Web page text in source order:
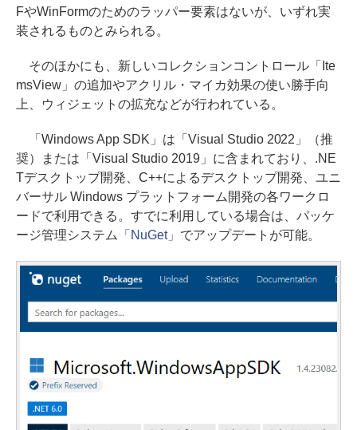
FやWinFormのためのラッパー要素はないが、いずれ実
装されるものとみられる。
そのほかにも、新しいコレクションコントロール「Ite
msView」の追加やアクリル・マイカ効果の使い勝手向
上、ウィジェットの拡充などが行われている。
「Windows App SDK」は「Visual Studio 2022」（推
奨）または「Visual Studio 2019」に含まれており、.NE
Tデスクトップ開発、C++によるデスクトップ開発、ユニ
バーサル Windows プラットフォーム開発の各ワークロ
ードで利用できる。すでに利用している場合は、パッケ
ージ管理システム
「NuGet」 でアップデートが可能。